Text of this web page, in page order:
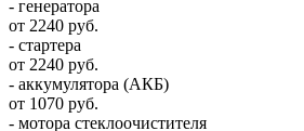
- генератора
от 2240 руб.
- стартера
от 2240 руб.
- аккумулятора (АКБ)
от 1070 руб.
- мотора стеклоочистителя